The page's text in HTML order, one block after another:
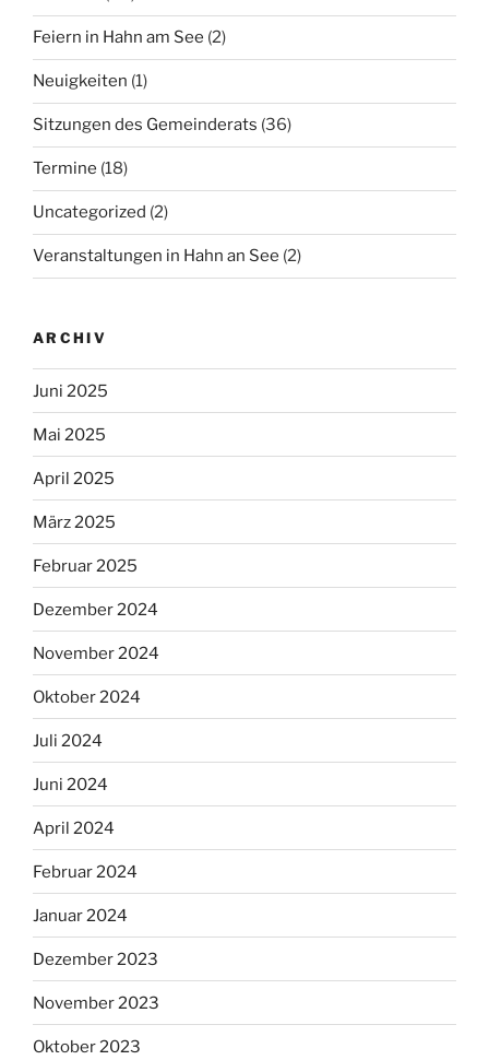
Feiern in Hahn am See (2)
Neuigkeiten (1)
Sitzungen des Gemeinderats (36)
Termine (18)
Uncategorized (2)
Veranstaltungen in Hahn an See (2)
ARCHIV
Juni 2025
Mai 2025
April 2025
März 2025
Februar 2025
Dezember 2024
November 2024
Oktober 2024
Juli 2024
Juni 2024
April 2024
Februar 2024
Januar 2024
Dezember 2023
November 2023
Oktober 2023